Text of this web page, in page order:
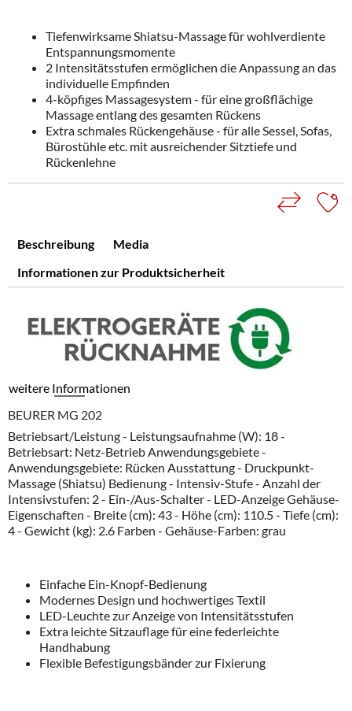
Tiefenwirksame Shiatsu-Massage für wohlverdiente
Entspannungsmomente
2 Intensitätsstufen ermöglichen die Anpassung an das
individuelle Empfinden
4-köpfiges Massagesystem - für eine großflächige
Massage entlang des gesamten Rückens
Extra schmales Rückengehäuse - für alle Sessel, Sofas,
Bürostühle etc. mit ausreichender Sitztiefe und
Rückenlehne
Beschreibung
Media
Informationen zur Produktsicherheit
weitere Informationen
BEURER MG 202
Betriebsart/Leistung - Leistungsaufnahme (W): 18 -
Betriebsart: Netz-Betrieb Anwendungsgebiete -
Anwendungsgebiete: Rücken Ausstattung - Druckpunkt-
Massage (Shiatsu) Bedienung - Intensiv-Stufe - Anzahl der
Intensivstufen: 2 - Ein-/Aus-Schalter - LED-Anzeige Gehäuse-
Eigenschaften - Breite (cm): 43 - Höhe (cm): 110.5 - Tiefe (cm):
4 - Gewicht (kg): 2.6 Farben - Gehäuse-Farben: grau
Einfache Ein-Knopf-Bedienung
Modernes Design und hochwertiges Textil
LED-Leuchte zur Anzeige von Intensitätsstufen
Extra leichte Sitzauflage für eine federleichte
Handhabung
Flexible Befestigungsbänder zur Fixierung